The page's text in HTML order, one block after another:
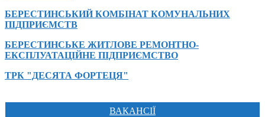
БЕРЕСТИНСЬКИЙ КОМБІНАТ КОМУНАЛЬНИХ
ПІДПРИЄМСТВ
БЕРЕСТИНСЬКЕ ЖИТЛОВЕ РЕМОНТНО-
ЕКСПЛУАТАЦІЙНЕ ПІДПРИЄМСТВО
ТРК "ДЕСЯТА ФОРТЕЦЯ"
ВАКАНСІЇ